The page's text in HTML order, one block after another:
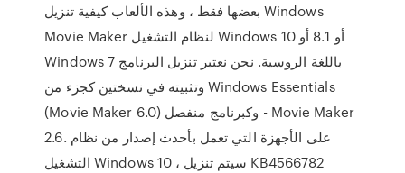
بعضها فقط ، وهذه الألعاب كيفية تنزيل Windows
Movie Maker لنظام التشغيل Windows 10 أو 8.1 أو
Windows 7 باللغة الروسية. نحن نعتبر تنزيل البرنامج
وتثبيته في نسختين كجزء من Windows Essentials
(Movie Maker 6.0) وكبرنامج منفصل - Movie Maker
2.6. على الأجهزة التي تعمل بأحدث إصدار من نظام
التشغيل Windows 10 ، سيتم تنزيل KB4566782